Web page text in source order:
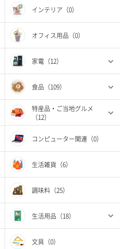
インテリア（0）
オフィス用品（0）
家電（12）
食品（109）
特産品・ご当地グルメ
（12）
コンピューター関連（0）
生活雑貨（6）
調味料（25）
生活用品（18）
文具（0）